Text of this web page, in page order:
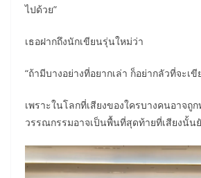
ไปด้วย”
เธอฝากถึงนักเขียนรุ่นใหม่ว่า
“ถ้ามีบางอย่างที่อยากเล่า ก็อย่ากลัวที่จะเ
เพราะในโลกที่เสียงของใครบางคนอาจถูก
วรรณกรรมอาจเป็นพื้นที่สุดท้ายที่เสียงนั้น